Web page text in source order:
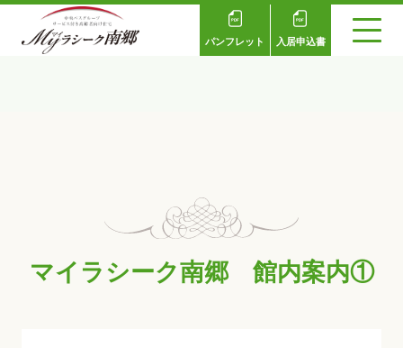
パンフレット 入居申込書
マイラシーク南郷 館内案内①